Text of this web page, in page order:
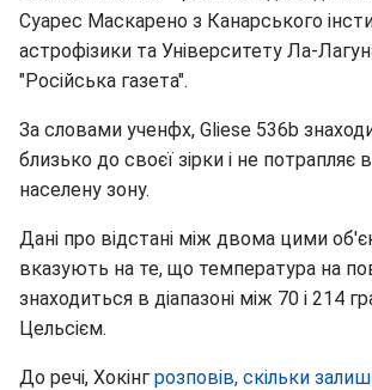
Суарес Маскарено з Канарського
астрофізики та Університету Ла-
"Російська газета".
За словами ученфх, Gliese 536b
близько до своєї зірки і не потрапляє
населену зону.
Дані про відстані між двома цими
вказують на те, що температура на
знаходиться в діапазоні між 70 і 214
Цельсієм.
До речі, Хокінг розповів, скільки